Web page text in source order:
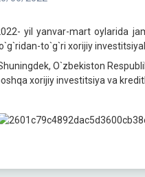
yil yanvar-mart oylarida
to`g`ri xorijiy
O`zbekiston
xorijiy investitsiya va